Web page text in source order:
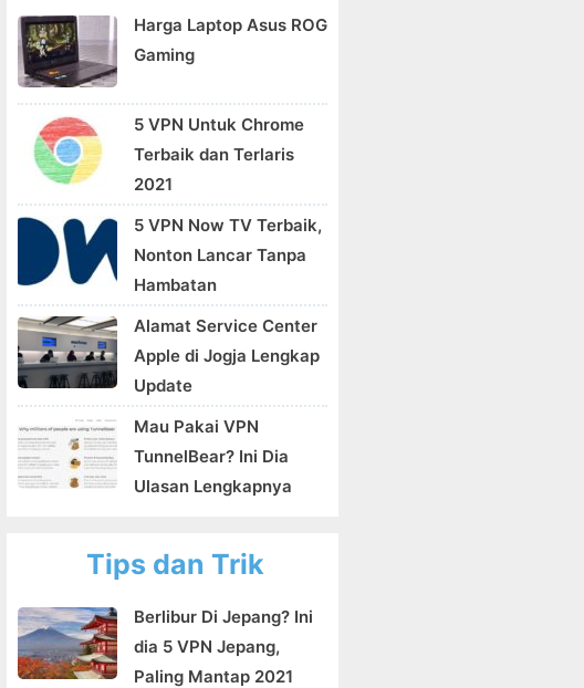
Harga Laptop Asus ROG
Gaming
5 VPN Untuk Chrome
Terbaik dan Terlaris
2021
5 VPN Now TV Terbaik,
Nonton Lancar Tanpa
Hambatan
Alamat Service Center
Apple di Jogja Lengkap
Update
Mau Pakai VPN
TunnelBear? Ini Dia
Ulasan Lengkapnya
Tips dan Trik
Berlibur Di Jepang? Ini
dia 5 VPN Jepang,
Paling Mantap 2021